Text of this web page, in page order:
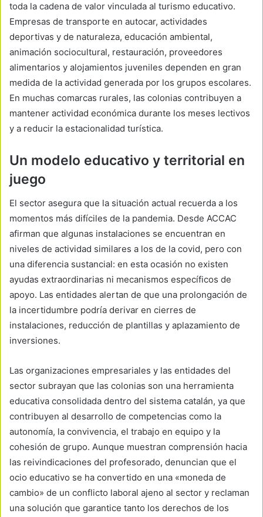
toda la cadena de valor vinculada al turismo educativo.
Empresas de transporte en autocar, actividades
deportivas y de naturaleza, educación ambiental,
animación sociocultural, restauración, proveedores
alimentarios y alojamientos juveniles dependen en gran
medida de la actividad generada por los grupos escolares.
En muchas comarcas rurales, las colonias contribuyen a
mantener actividad económica durante los meses lectivos
y a reducir la estacionalidad turística.
Un modelo educativo y territorial en
juego
El sector asegura que la situación actual recuerda a los
momentos más difíciles de la pandemia. Desde ACCAC
afirman que algunas instalaciones se encuentran en
niveles de actividad similares a los de la covid, pero con
una diferencia sustancial: en esta ocasión no existen
ayudas extraordinarias ni mecanismos específicos de
apoyo. Las entidades alertan de que una prolongación de
la incertidumbre podría derivar en cierres de
instalaciones, reducción de plantillas y aplazamiento de
inversiones.
Las organizaciones empresariales y las entidades del
sector subrayan que las colonias son una herramienta
educativa consolidada dentro del sistema catalán, ya que
contribuyen al desarrollo de competencias como la
autonomía, la convivencia, el trabajo en equipo y la
cohesión de grupo. Aunque muestran comprensión hacia
las reivindicaciones del profesorado, denuncian que el
ocio educativo se ha convertido en una «moneda de
cambio» de un conflicto laboral ajeno al sector y reclaman
una solución que garantice tanto los derechos de los